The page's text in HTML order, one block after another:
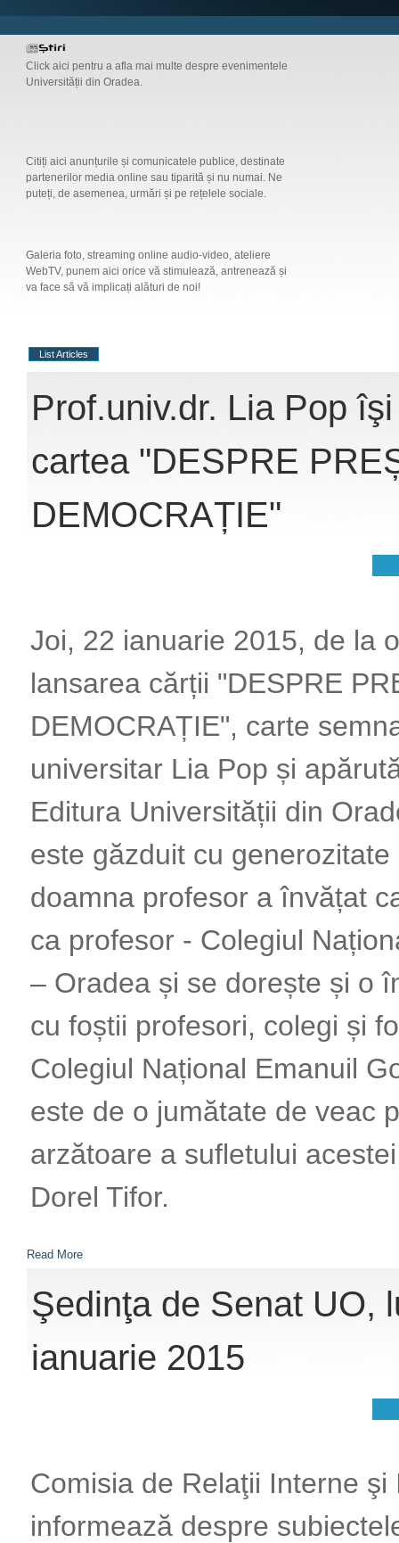
Click aici pentru a afla mai multe despre evenimentele
Universității din Oradea.
Citiți aici anunțurile și comunicatele publice, destinate
partenerilor media online sau tiparită și nu numai. Ne
puteți, de asemenea, urmări și pe rețelele sociale.
Galeria foto, streaming online audio-video, ateliere
WebTV, punem aici orice vă stimulează, antrenează și
va face să vă implicați alături de noi!
List Articles
Prof.univ.dr. Lia Pop
cartea "DESPRE
DEMOCRAȚIE"
Joi, 22 ianuarie 2015, de la
lansarea cărții "DESPRE
DEMOCRAȚIE", carte
universitar Lia Pop și
Editura Universității din
este găzduit cu
doamna profesor a învățat
ca profesor - Colegiul
– Oradea și se dorește și o
cu foștii profesori, colegi și
Colegiul Național Emanuil
este de o jumătate de veac
arzătoare a sufletului
Dorel Tifor.
Read More
Şedinţa de Senat UO,
ianuarie 2015
Comisia de Relaţii Interne
informează despre